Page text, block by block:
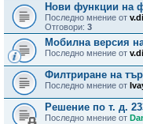
Нови функции на
Последно мнение от
Отговори: 3
Мобилна версия
Последно мнение от
Филтриране на
Последно мнение от
Решение по т. д.
Последно мнение от